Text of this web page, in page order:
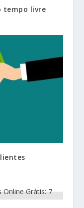
tempo livre